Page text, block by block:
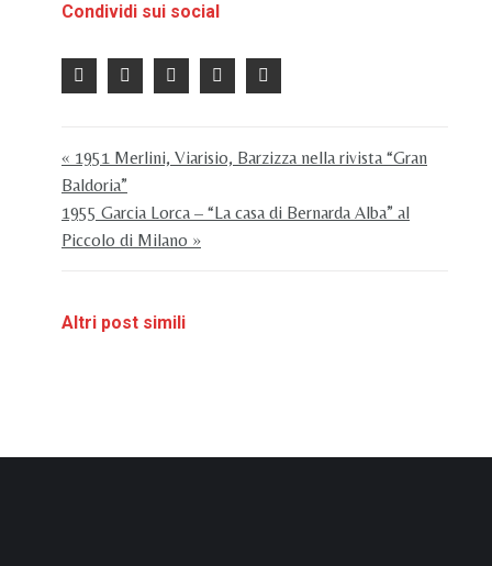
Condividi sui social
« 1951 Merlini, Viarisio, Barzizza nella rivista “Gran
Baldoria”
1955 Garcia Lorca – “La casa di Bernarda Alba” al
Piccolo di Milano »
Altri post simili